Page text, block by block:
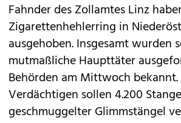
Fahnder des Zollamtes Linz
Zigarettenhehlerring in
ausgehoben. Insgesamt wurden
mutmaßliche Haupttäter
Behörden am Mittwoch bekannt.
Verdächtigen sollen 4.200
geschmuggelter Glimmstängel